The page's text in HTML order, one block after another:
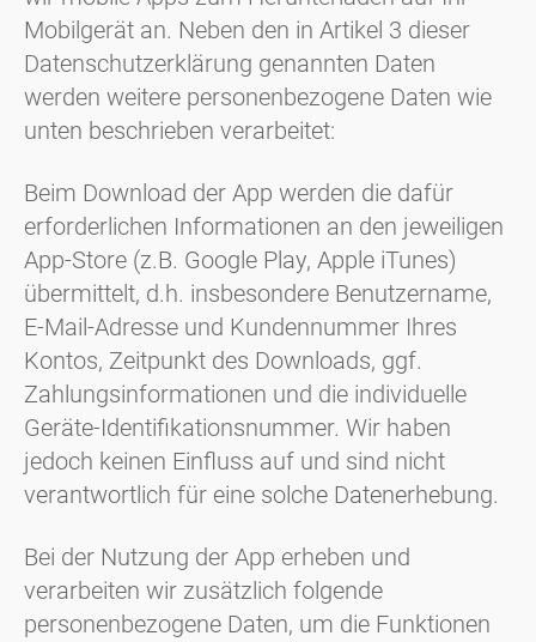
Mobilgerät an. Neben den in Artikel 3 dieser
Datenschutzerklärung genannten Daten
werden weitere personenbezogene Daten wie
unten beschrieben verarbeitet:
Beim Download der App werden die dafür
erforderlichen Informationen an den jeweiligen
App-Store (z.B. Google Play, Apple iTunes)
übermittelt, d.h. insbesondere Benutzername,
E-Mail-Adresse und Kundennummer Ihres
Kontos, Zeitpunkt des Downloads, ggf.
Zahlungsinformationen und die individuelle
Geräte-Identifikationsnummer. Wir haben
jedoch keinen Einfluss auf und sind nicht
verantwortlich für eine solche Datenerhebung.
Bei der Nutzung der App erheben und
verarbeiten wir zusätzlich folgende
personenbezogene Daten, um die Funktionen